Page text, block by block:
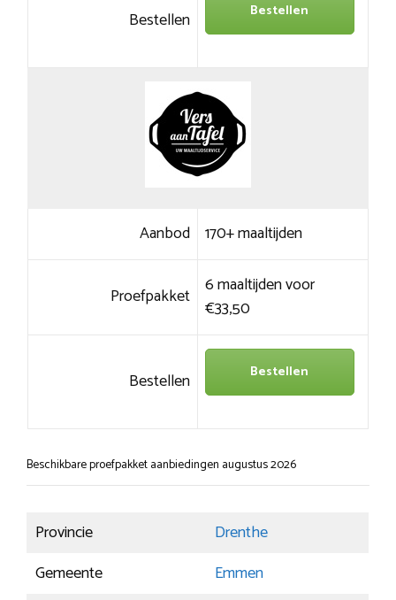
Bestellen Bestellen
Aanbod 170+ maaltijden
Proefpakket 6 maaltijden voor
€33,50
Bestellen Bestellen
Beschikbare proefpakket aanbiedingen augustus 2026
Provincie
Drenthe
Gemeente
Emmen